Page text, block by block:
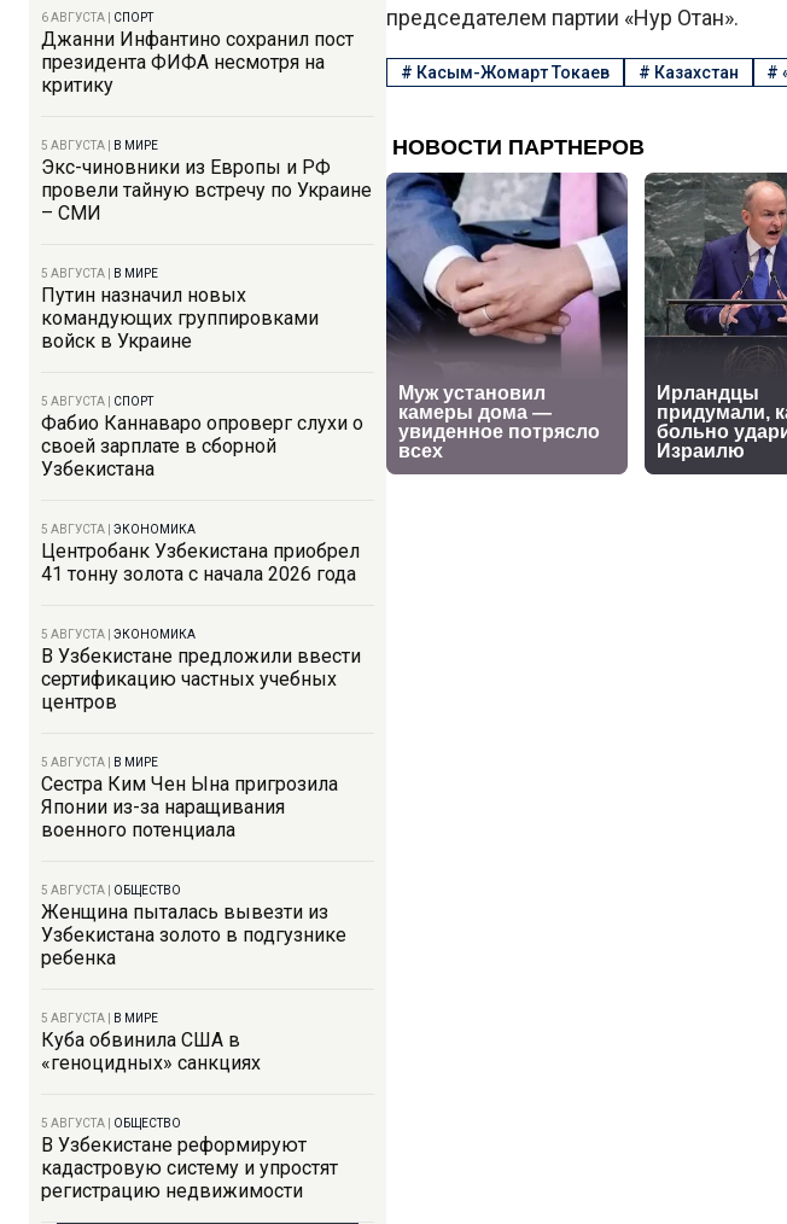
6 АВГУСТА СПОРТ
Джанни Инфантино сохранил пост
президента ФИФА несмотря на
критику
5 АВГУСТА В МИРЕ
Экс-чиновники из Европы и РФ
провели тайную встречу по Украине
– СМИ
5 АВГУСТА В МИРЕ
Путин назначил новых
командующих группировками
войск в Украине
5 АВГУСТА СПОРТ
Фабио Каннаваро опроверг слухи о
своей зарплате в сборной
Узбекистана
5 АВГУСТА ЭКОНОМИКА
Центробанк Узбекистана приобрел
41 тонну золота с начала 2026 года
5 АВГУСТА ЭКОНОМИКА
В Узбекистане предложили ввести
сертификацию частных учебных
центров
5 АВГУСТА В МИРЕ
Сестра Ким Чен Ына пригрозила
Японии из-за наращивания
военного потенциала
5 АВГУСТА ОБЩЕСТВО
Женщина пыталась вывезти из
Узбекистана золото в подгузнике
ребенка
5 АВГУСТА В МИРЕ
Куба обвинила США в
«геноцидных» санкциях
5 АВГУСТА ОБЩЕСТВО
В Узбекистане реформируют
кадастровую систему и упростят
регистрацию недвижимости
председателем партии «Нур Отан».
# Касым-Жомарт Токаев # Казахстан #